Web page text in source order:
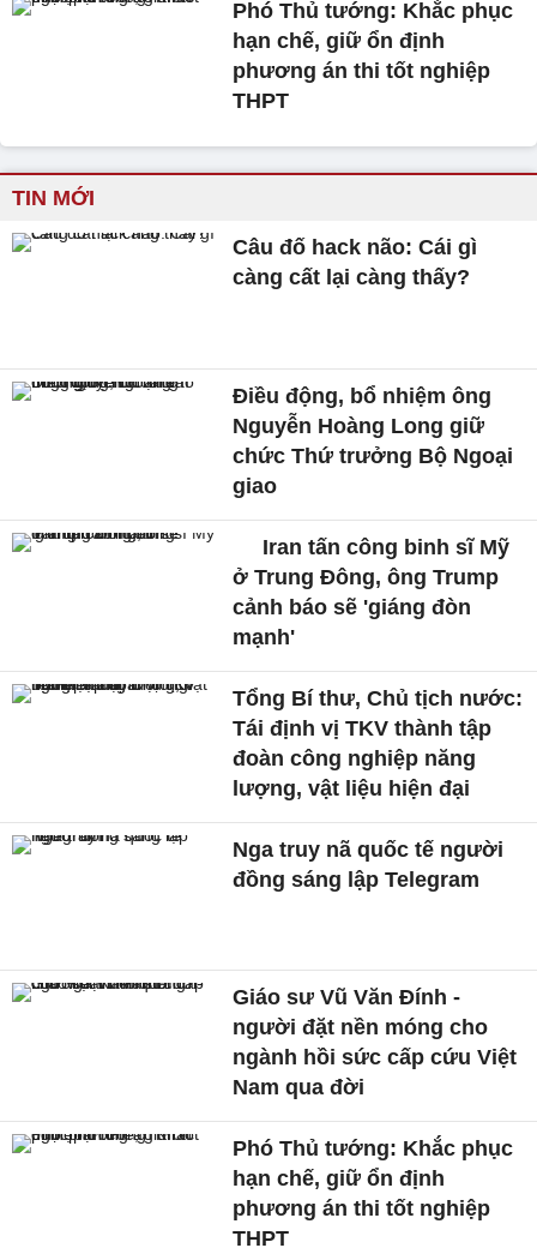
Phó Thủ tướng: Khắc phục
hạn chế, giữ ổn định
phương án thi tốt nghiệp
THPT
TIN MỚI
Câu đố hack não: Cái gì
càng cất lại càng thấy?
Điều động, bổ nhiệm ông
Nguyễn Hoàng Long giữ
chức Thứ trưởng Bộ Ngoại
giao
Iran tấn công binh sĩ Mỹ
ở Trung Đông, ông Trump
cảnh báo sẽ 'giáng đòn
mạnh'
Tổng Bí thư, Chủ tịch nước:
Tái định vị TKV thành tập
đoàn công nghiệp năng
lượng, vật liệu hiện đại
Nga truy nã quốc tế người
đồng sáng lập Telegram
Giáo sư Vũ Văn Đính -
người đặt nền móng cho
ngành hồi sức cấp cứu Việt
Nam qua đời
Phó Thủ tướng: Khắc phục
hạn chế, giữ ổn định
phương án thi tốt nghiệp
THPT